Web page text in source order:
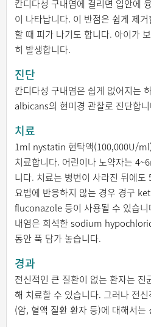
칸디다성 구내염에 걸리면 입안에
이 나타납니다. 이 반점은 쉽게 제
할 때 피가 나기도 합니다. 아이가
히 발생합니다.
진단
칸디다성 구내염은 쉽게 없어지는
albicans의 현미경 관찰로 진단합
치료
1ml nystatin 현탁액(100,000U/
치료합니다. 어린이나 노약자는
니다. 치료는 병변이 사라진 뒤에
요법에 반응하지 않는 경우 경구
fluconazole 등이 사용될 수 있습
내염은 희석한 sodium
동안 푹 담가 놓습니다.
경과
전신적인 큰 질환이 없는 환자는
해 치료할 수 있습니다. 그러나 전
(암, 혈액 질환 환자 등)에 대해서는